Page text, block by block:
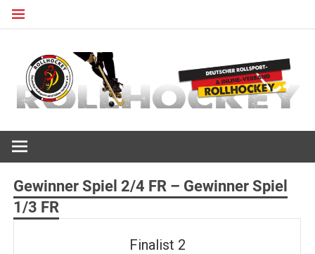
Zum
Gewinner Spiel 2/4 FR – Gewinner Spiel
1/3 FR
Finalist 2